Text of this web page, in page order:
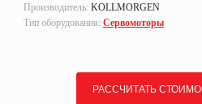
Производитель: KOLLMORGEN
Тип оборудования: Сервомоторы
РАССЧИТАТЬ